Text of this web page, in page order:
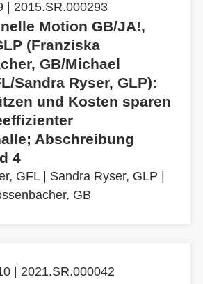
| 2015.SR.000293
Motion GB/JA!,
(Franziska
GB/Michael
Sandra Ryser, GLP):
und Kosten sparen
Abschreibung
4
GFL| Sandra Ryser, GLP
GB
| 2021.SR.000042